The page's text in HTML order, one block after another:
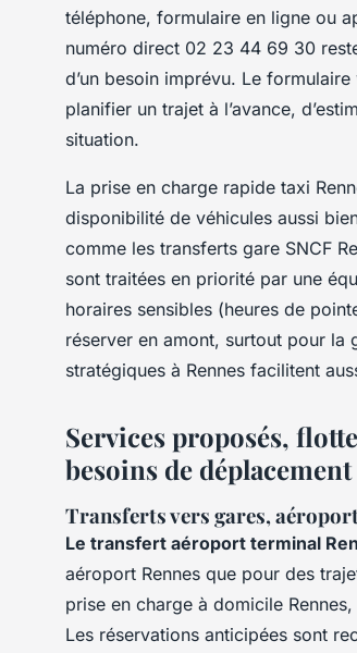
téléphone, formulaire en ligne ou
numéro direct 02 23 44 69 30
d’un besoin imprévu. Le
planifier un trajet à l’avance,
situation.
La prise en charge rapide taxi
disponibilité de véhicules aussi
comme les transferts gare SNCF
sont traitées en priorité par une
horaires sensibles (heures de
réserver en amont, surtout pour la
stratégiques à Rennes facilitent
Services proposés,
besoins de déplacement
Transferts vers gares,
Le transfert aéroport terminal
aéroport Rennes que pour des
prise en charge à domicile
Les réservations anticipées sont